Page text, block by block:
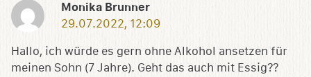
Monika Brunner
29.07.2022, 12:09
Hallo, ich würde es gern ohne Alkohol ansetzen für
meinen Sohn (7 Jahre). Geht das auch mit Essig??